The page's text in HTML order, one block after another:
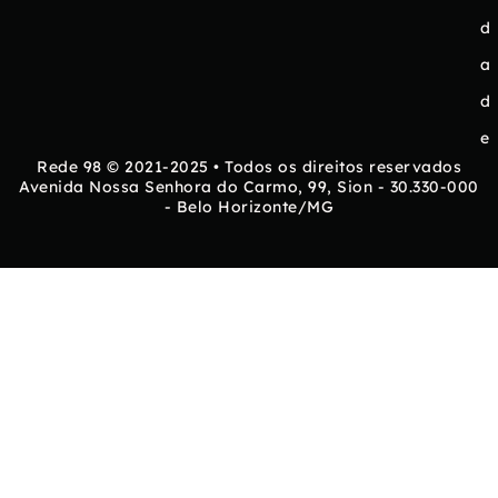
d
a
d
e
Rede 98 © 2021-2025 • Todos os direitos reservados
Avenida Nossa Senhora do Carmo, 99, Sion - 30.330-000
- Belo Horizonte/MG